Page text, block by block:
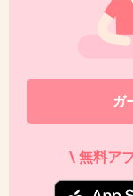
ガ
\ 無料ア